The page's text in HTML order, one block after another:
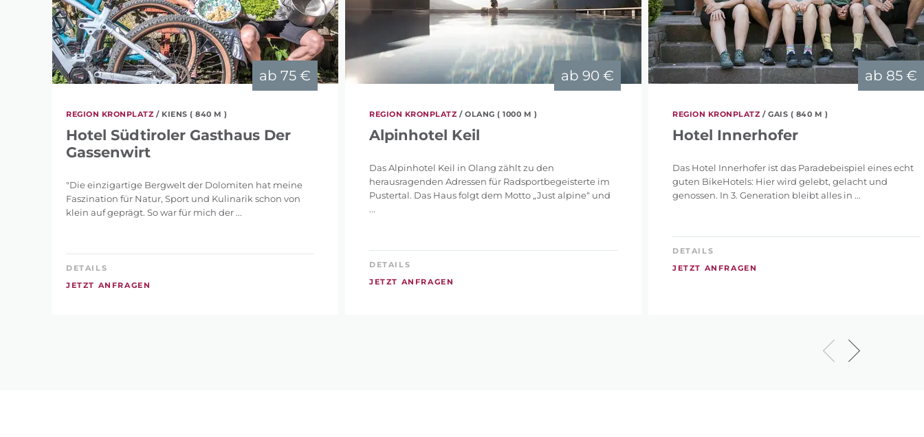
ab 75 €
REGION KRONPLATZ / KIENS ( 840 M )
Hotel Südtiroler Gasthaus Der
Gassenwirt
"Die einzigartige Bergwelt der Dolomiten hat meine
Faszination für Natur, Sport und Kulinarik schon von
klein auf geprägt. So war für mich der ...
DETAILS
JETZT ANFRAGEN
ab 90 €
REGION KRONPLATZ / OLANG ( 1000 M )
Alpinhotel Keil
Das Alpinhotel Keil in Olang zählt zu den
herausragenden Adressen für Radsportbegeisterte im
Pustertal. Das Haus folgt dem Motto „Just alpine“ und
...
DETAILS
JETZT ANFRAGEN
ab 85 €
REGION KRONPLATZ / GAIS ( 840 M )
Hotel Innerhofer
Das Hotel Innerhofer ist das Paradebeispiel eines echt
guten BikeHotels: Hier wird gelebt, gelacht und
genossen. In 3. Generation bleibt alles in ...
DETAILS
JETZT ANFRAGEN